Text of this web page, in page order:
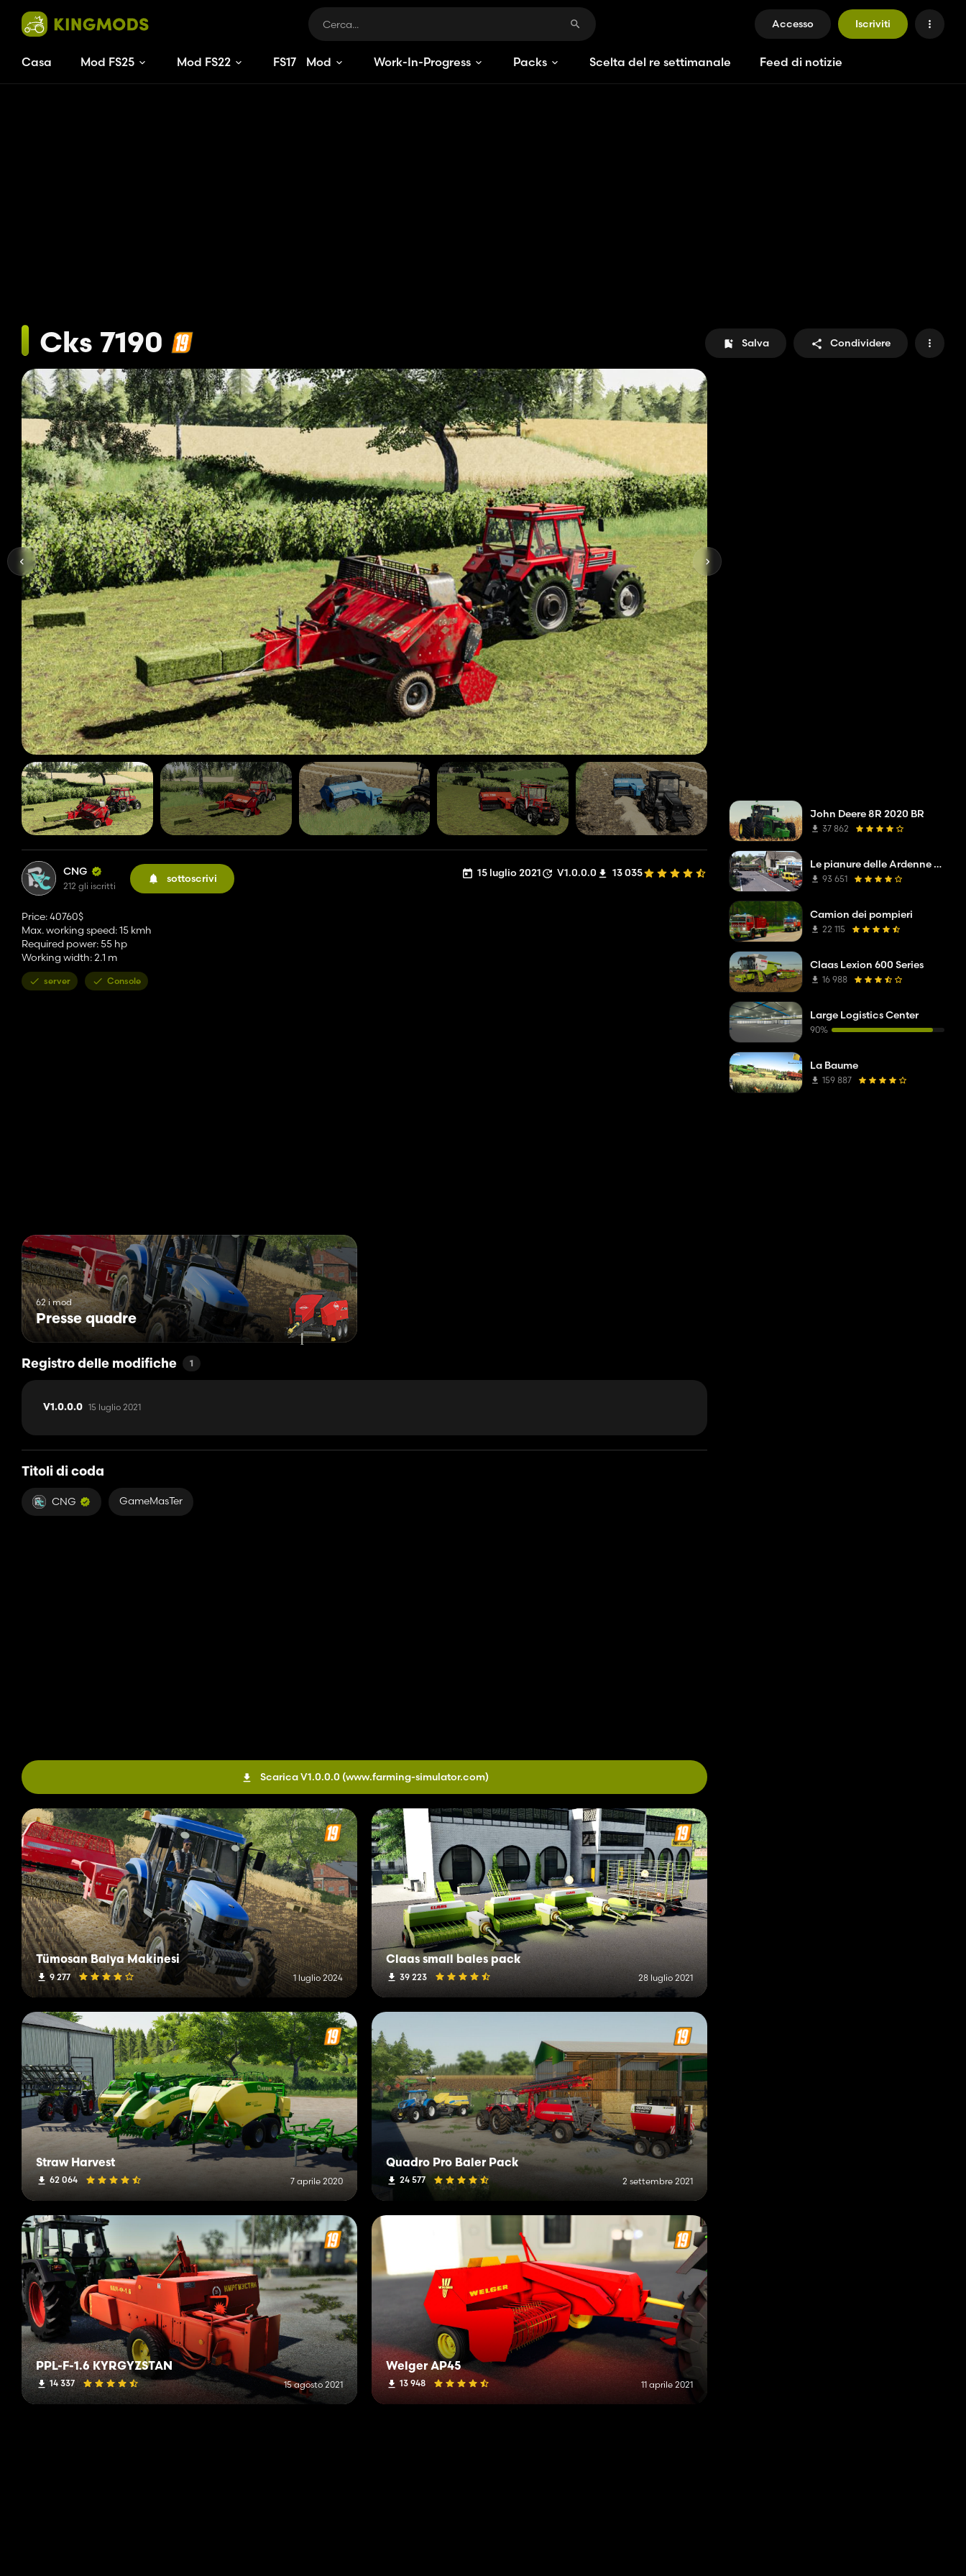
Accesso Iscriviti
Casa Mod FS25 Mod FS22 FS17 Mod Work-In-Progress Packs Scelta del re settimanale Feed di notizie
Cks 7190 Salva Condividere
CNG
212 gli iscritti
sottoscrivi 15 luglio 2021 V1.0.0.0 13 035
Price: 40760$
Max. working speed: 15 kmh
Required power: 55 hp
Working width: 2.1 m
server Console
62 i mod
Presse quadre
Registro delle modifiche 1
V1.0.0.0 15 luglio 2021
Titoli di coda
CNG GameMasTer
Scarica V1.0.0.0 (www.farming-simulator.com)
Tümosan Balya Makinesi
9 277 1 luglio 2024
Claas small bales pack
39 223 28 luglio 2021
Straw Harvest
62 064 7 aprile 2020
Quadro Pro Baler Pack
24 577 2 settembre 2021
PPL-F-1.6 KYRGYZSTAN
14 337 15 agosto 2021
Welger AP45
13 948 11 aprile 2021
John Deere 8R 2020 BR
37 862
Le pianure delle Ardenne V2 TP Modifica
93 651
Camion dei pompieri
22 115
Claas Lexion 600 Series
16 988
Large Logistics Center
90%
La Baume
159 887